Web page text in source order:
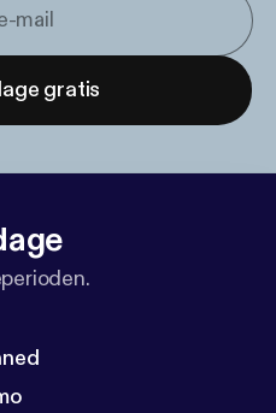
gratis